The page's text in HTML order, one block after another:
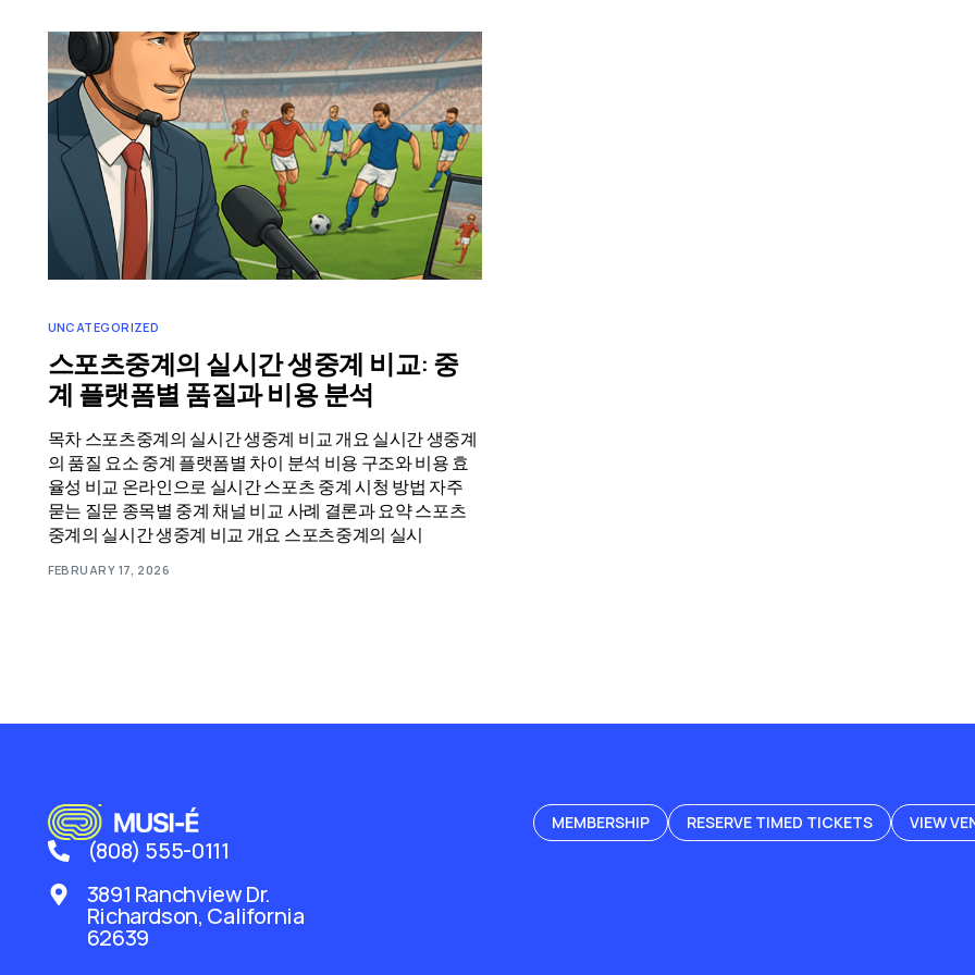
UNCATEGORIZED
스포츠중계의 실시간 생중계 비교: 중
계 플랫폼별 품질과 비용 분석
목차 스포츠중계의 실시간 생중계 비교 개요 실시간 생중계
의 품질 요소 중계 플랫폼별 차이 분석 비용 구조와 비용 효
율성 비교 온라인으로 실시간 스포츠 중계 시청 방법 자주
묻는 질문 종목별 중계 채널 비교 사례 결론과 요약 스포츠
중계의 실시간 생중계 비교 개요 스포츠중계의 실시
FEBRUARY 17, 2026
(808) 555-0111
3891 Ranchview Dr.
Richardson, California
62639
MEMBERSHIP RESERVE TIMED TICKETS VIEW